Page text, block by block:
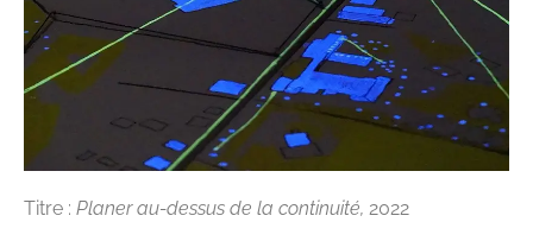
Titre : Planer au-dessus de la continuité, 2022